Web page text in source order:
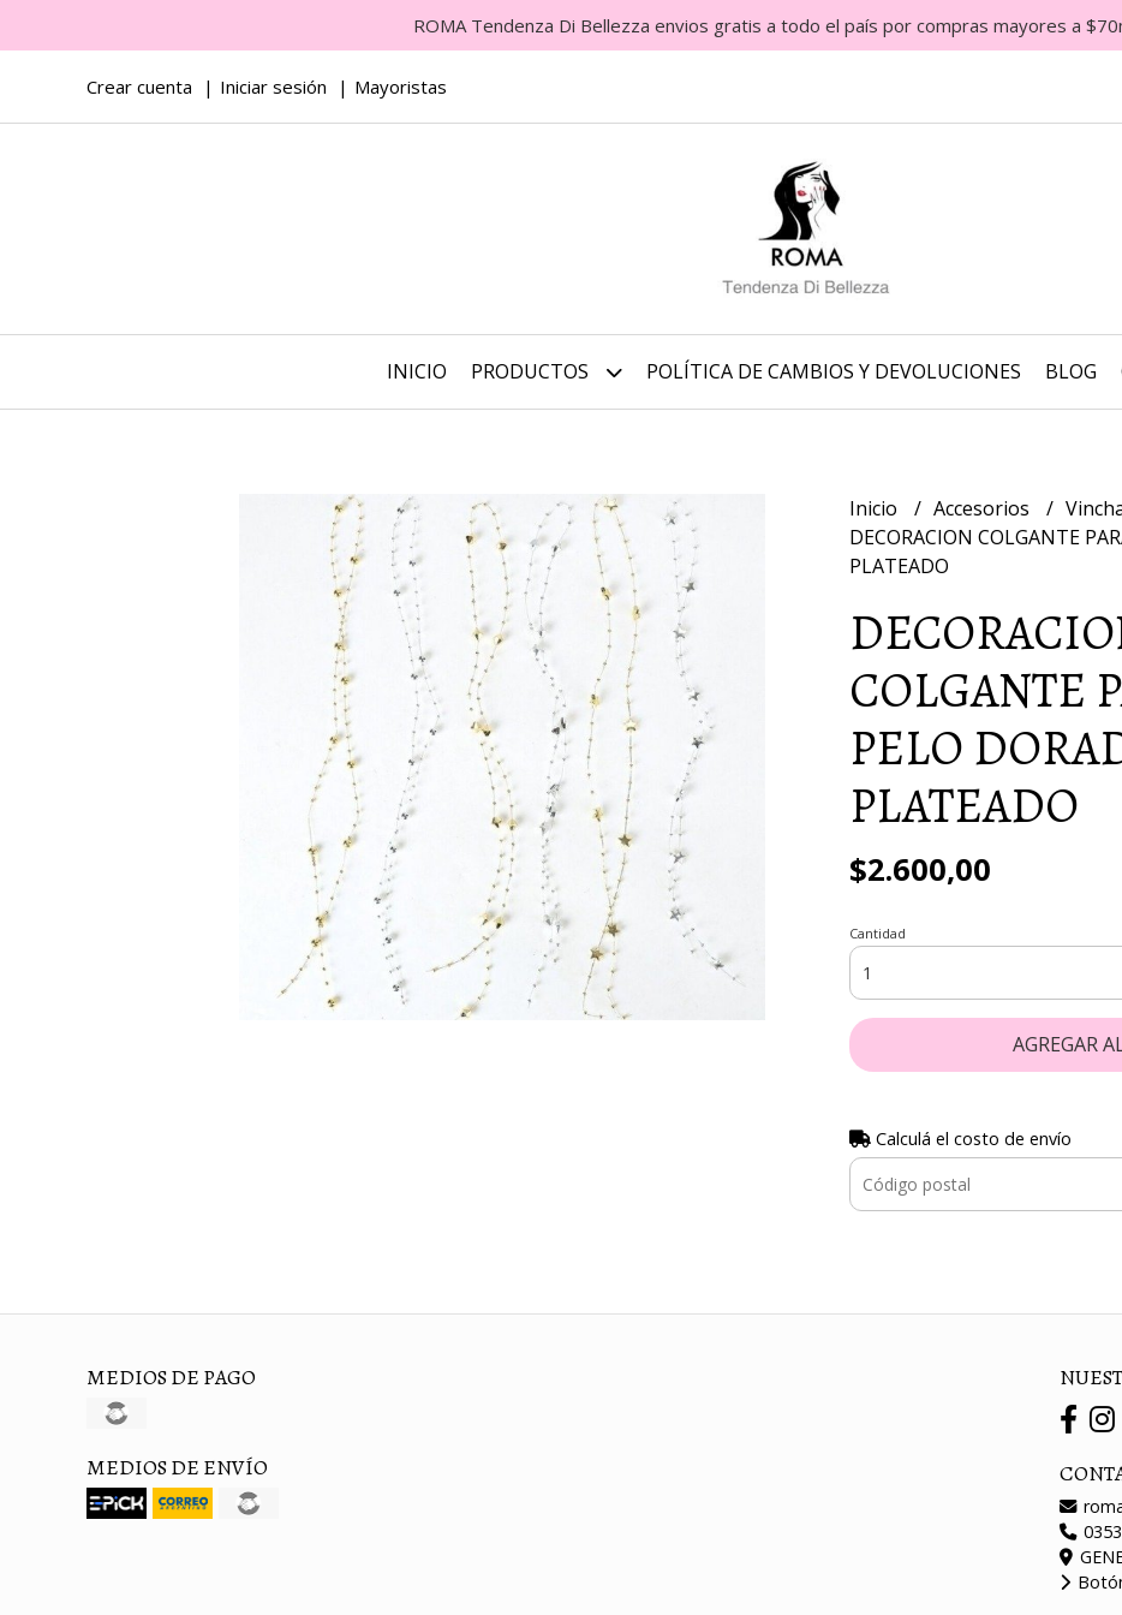
ROMA Tendenza Di Bellezza envios gratis a todo el país por compras mayores a
Crear cuenta Iniciar sesión Mayoristas
INICIO PRODUCTOS POLÍTICA DE CAMBIOS Y DEVOLUCIONES BLOG
Inicio Accesorios
DECORACION COLGANTE
PLATEADO
COLGANTE
PELO
PLATEADO
$2.600,00
Cantidad
AGREGAR
Calculá el costo de envío
MEDIOS DE PAGO
MEDIOS DE ENVÍO